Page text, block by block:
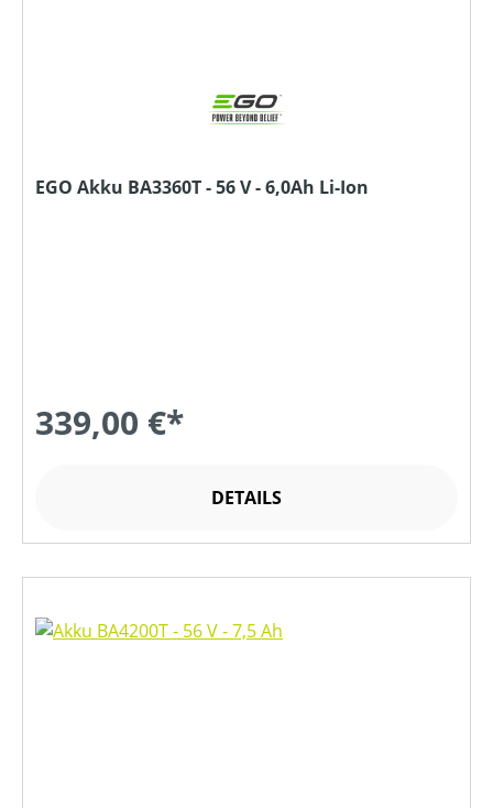
EGO Akku BA3360T - 56 V - 6,0Ah Li-Ion
339,00 €*
DETAILS